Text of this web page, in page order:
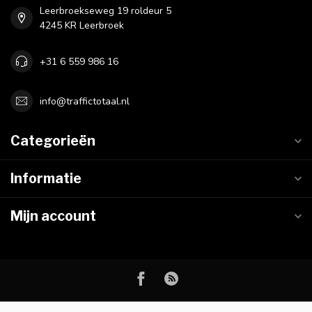
Leerbroekseweg 19 roldeur 5
4245 KR Leerbroek
+31 6 559 986 16
info@traffictotaal.nl
Categorieën
Informatie
Mijn account